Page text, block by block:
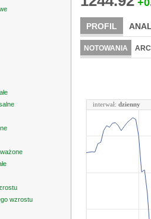
PROFIL
NOTOWANIA
interwał: dzienny
wzrostu